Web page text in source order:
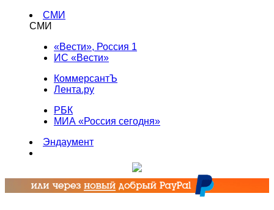
СМИ
СМИ
«Вести», Россия 1
ИС «Вести»
КоммерсантЪ
Лента.ру
РБК
МИА «Россия сегодня»
Эндаумент